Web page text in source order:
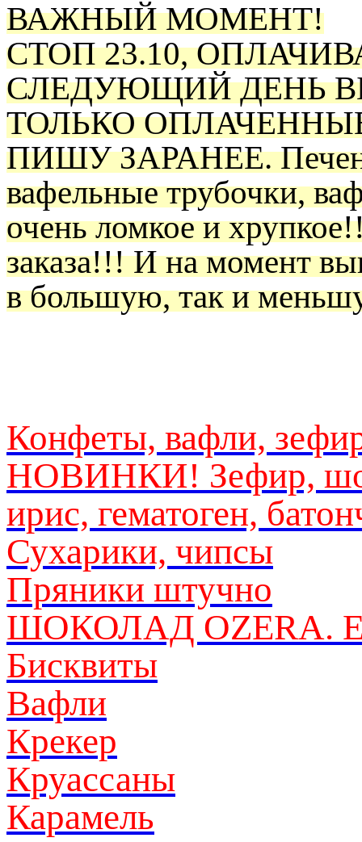
ВАЖНЫЙ МОМЕНТ!
СТОП 23.10,
СЛЕДУЮЩИЙ ДЕНЬ
ТОЛЬКО
ПИШУ ЗАРАНЕЕ.
вафельные трубочки,
очень ломкое и
заказа!!! И на момент
в большую, так и
Конфеты, вафли,
НОВИНКИ! Зефир,
ирис, гематоген,
Сухарики, чипсы
Пряники штучно
ШОКОЛАД OZERA.
Бисквиты
Вафли
Крекер
Круассаны
Карамель